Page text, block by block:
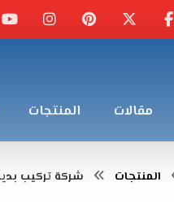
مقالات المنتجات
المنتجات شركة تركيب